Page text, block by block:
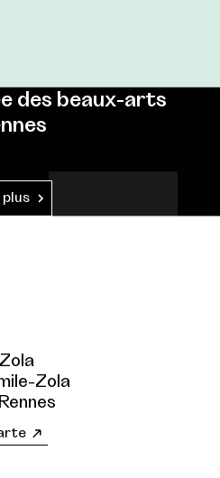
des beaux-arts
plus
Zola